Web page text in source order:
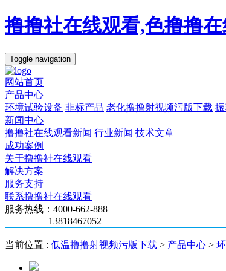
撸撸社在线观看,色撸撸
Toggle navigation
网站首页
产品中心
环境试验设备 非标产品 老化撸撸射视频污版下载
新闻中心
撸撸社在线观看新闻 行业新闻 技术文章
成功案例
关于撸撸社在线观看
解决方案
服务支持
联系撸撸社在线观看
服务热线：4000-662-888
13818467052
当前位置 : 低温撸撸射视频污版下载 > 产品中心 >